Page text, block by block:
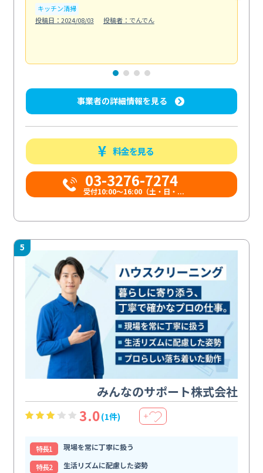
キッチン清掃
投稿日：2024/08/03
投稿者：でんでん
事業者の詳細情報を見る
料金を見る
03-3276-7274
受付10:00〜16:00（土・日・...
5
みんなのサポート株式会社
3.0(1件) ＋
特⻑1
現場を常に丁寧に扱う
特⻑2
生活リズムに配慮した姿勢